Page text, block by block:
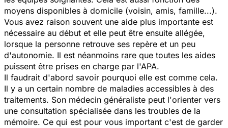
moyens disponibles à domicile (voisin, amis, famille...).
Vous avez raison souvent une aide plus importante est
nécessaire au début et elle peut être ensuite allégée,
lorsque la personne retrouve ses repère et un peu
d'autonomie. Il est néanmoins rare que toutes les aides
puissent être prises en charge par l'APA.
Il faudrait d'abord savoir pourquoi elle est comme cela.
Il y a un certain nombre de maladies accessibles à des
traitements. Son médecin généraliste peut l'orienter vers
une consultation spécialisée dans les troubles de la
mémoire. Ce qui est pour vous important c'est de garder